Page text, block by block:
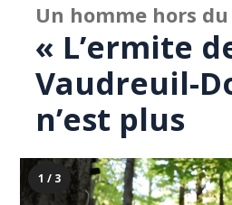
Un homme hors
« L’ermite
Vaudreuil-
n’est plus
1 / 3